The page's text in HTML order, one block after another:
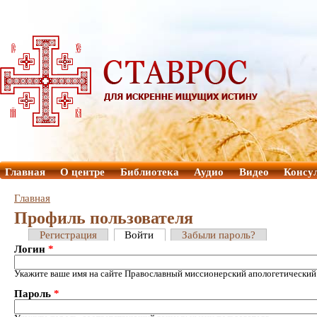
Главная О центре Библиотека Аудио Видео
Главная
Профиль пользователя
Регистрация Войти
Забыли пароль?
Логин *
Укажите ваше имя на сайте Православный миссионерский
Пароль *